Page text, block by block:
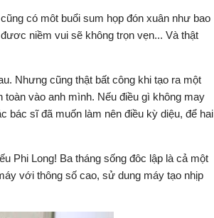
có môt buổi sum họp đón xuân như bao
niềm vui sẽ không trọn vẹn... Và thật
Nhưng cũng thật bất công khi tạo ra một
toàn vào anh mình. Nếu điều gì không may
bác sĩ đã muốn làm nên điều kỳ diệu, để hai
Phi Long! Ba tháng sống đôc lập là cả một
với thông số cao, sử dung máy tạo nhịp